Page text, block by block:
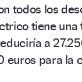
todos los
tiene una
a
euros para la